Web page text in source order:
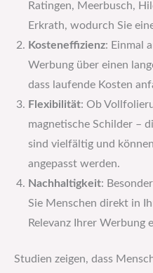
Ratingen, Meerbusch,
Erkrath, wodurch Sie
Kosteneffizienz: Einmal
Werbung über einen
dass laufende Kosten
Flexibilität: Ob
magnetische Schilder –
sind vielfältig und
angepasst werden.
Nachhaltigkeit:
Sie Menschen direkt in
Relevanz Ihrer Werbung
Studien zeigen, dass